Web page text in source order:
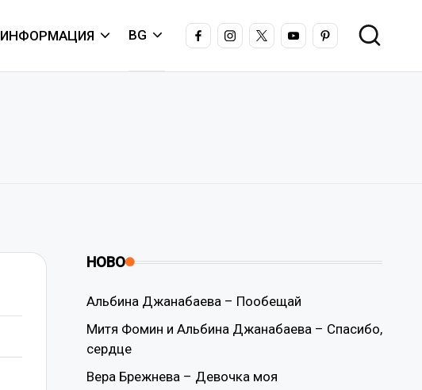
ИНФОРМАЦИЯ BG FACEBOOKINSTAGRAM
X YOUTUBEPINTEREST
НОВО
Альбина Джанабаева – Пообещай
Митя Фомин и Альбина Джанабаева – Спасибо,
сердце
Вера Брежнева – Девочка моя